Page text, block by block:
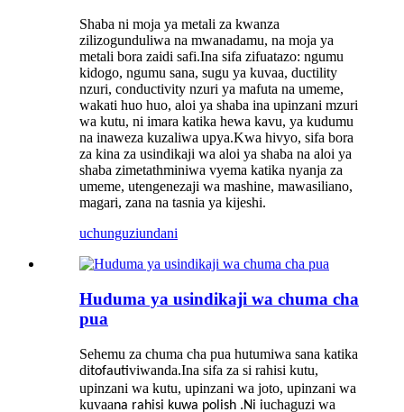
Shaba ni moja ya metali za kwanza
zilizogunduliwa na mwanadamu, na moja ya
metali bora zaidi safi.Ina sifa zifuatazo: ngumu
kidogo, ngumu sana, sugu ya kuvaa, ductility
nzuri, conductivity nzuri ya mafuta na umeme,
wakati huo huo, aloi ya shaba ina upinzani mzuri
wa kutu, ni imara katika hewa kavu, ya kudumu
na inaweza kuzaliwa upya.Kwa hivyo, sifa bora
za kina za usindikaji wa aloi ya shaba na aloi ya
shaba zimetathminiwa vyema katika nyanja za
umeme, utengenezaji wa mashine, mawasiliano,
magari, zana na tasnia ya kijeshi.
uchunguziundani
Huduma ya usindikaji wa chuma cha
pua
Sehemu za chuma cha pua hutumiwa sana katika
ditofautiviwanda.Ina sifa za si rahisi kutu,
upinzani wa kutu, upinzani wa joto, upinzani wa
kuvaana rahisi kuwa polish .Ni iuchaguzi wa